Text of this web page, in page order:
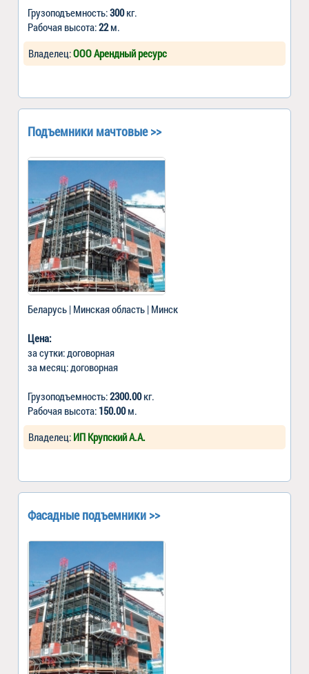
Грузоподъемность:300кг.
Рабочая высота:22м.
Владелец:ООО Арендный ресурс
Подъемники мачтовые >>
Беларусь | Минская область | Минск
Цена:
за сутки: договорная
за месяц: договорная
Грузоподъемность:2300.00кг.
Рабочая высота: 150.00м.
Владелец: ИП Крупский А.А.
Фасадные подъемники >>